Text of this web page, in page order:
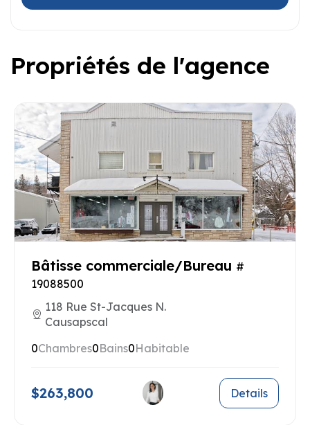
Propriétés de l'agence
Bâtisse commerciale/Bureau #
19088500
118 Rue St-Jacques N.
Causapscal
0Chambres0Bains0Habitable
$263,800 Details